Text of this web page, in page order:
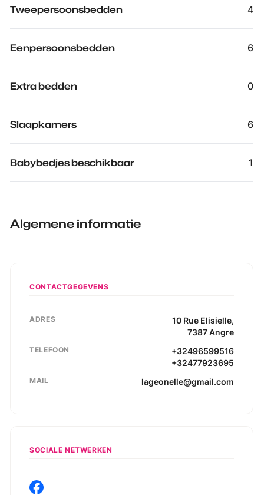
Tweepersoonsbedden 4
Eenpersoonsbedden 6
Extra bedden 0
Slaapkamers 6
Babybedjes beschikbaar 1
Algemene informatie
CONTACTGEGEVENS
ADRES 10 Rue Elisielle,
7387 Angre
TELEFOON
+32496599516
+32477923695
MAIL lageonelle@gmail.com
SOCIALE NETWERKEN